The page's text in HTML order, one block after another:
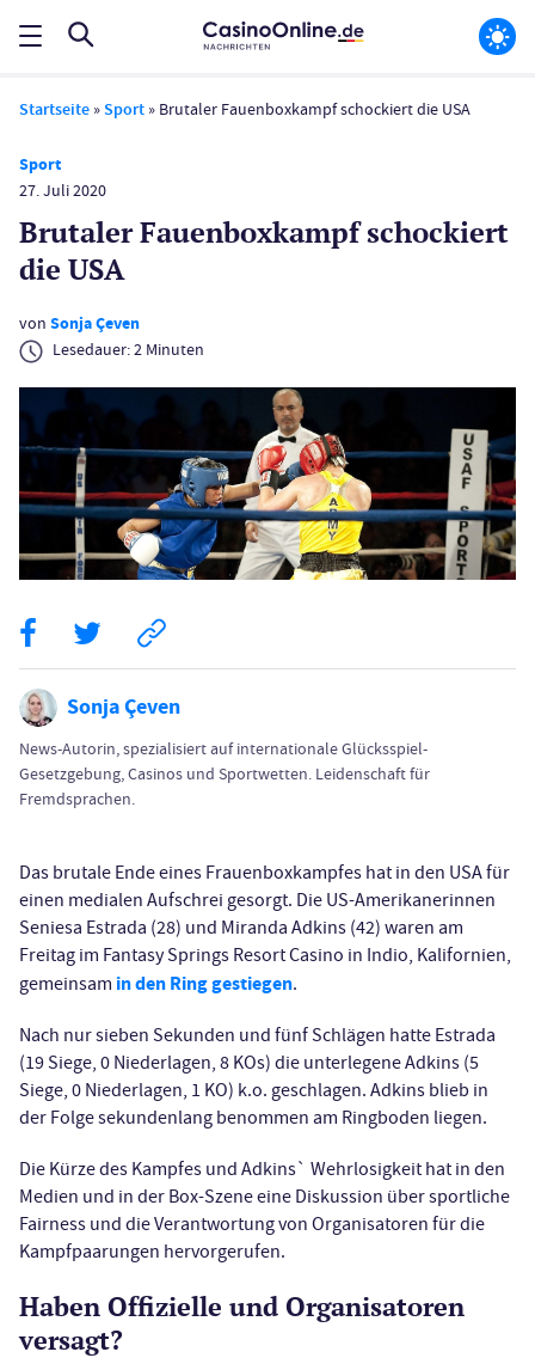
Startseite »Sport » Brutaler Fauenboxkampf schockiert die USA
Sport
27. Juli 2020
Brutaler Fauenboxkampf schockiert
die USA
von Sonja Çeven
Lesedauer:2 Minuten
Sonja Çeven
News-Autorin, spezialisiert auf internationale Glücksspiel-
Gesetzgebung, Casinos und Sportwetten. Leidenschaft für
Fremdsprachen.
Das brutale Ende eines Frauenboxkampfes hat in den USA für
einen medialen Aufschrei gesorgt. Die US-Amerikanerinnen
Seniesa Estrada (28) und Miranda Adkins (42) waren am
Freitag im Fantasy Springs Resort Casino in Indio, Kalifornien,
gemeinsam in den Ring gestiegen.
Nach nur sieben Sekunden und fünf Schlägen hatte Estrada
(19 Siege, 0 Niederlagen, 8 KOs) die unterlegene Adkins (5
Siege, 0 Niederlagen, 1 KO) k.o. geschlagen. Adkins blieb in
der Folge sekundenlang benommen am Ringboden liegen.
Die Kürze des Kampfes und Adkins` Wehrlosigkeit hat in den
Medien und in der Box-Szene eine Diskussion über sportliche
Fairness und die Verantwortung von Organisatoren für die
Kampfpaarungen hervorgerufen.
Haben Offizielle und Organisatoren
versagt?